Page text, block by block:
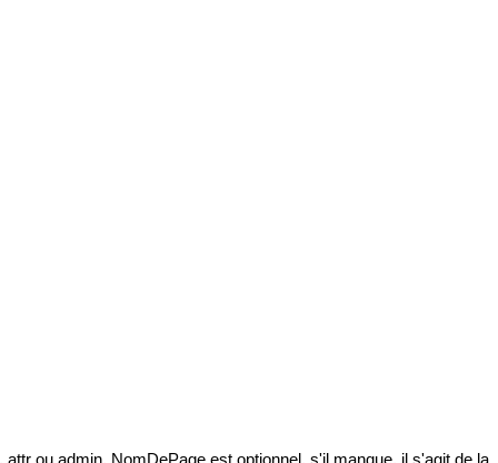
ou admin. NomDePage est optionnel, s'il manque, il s'agit de la